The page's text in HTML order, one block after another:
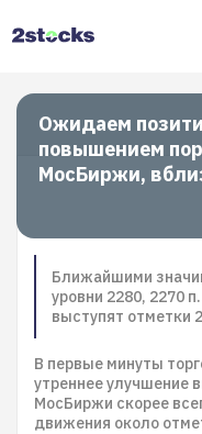
Ожидаем
повышением
МосБиржи,
Ближайшими
уровни 2280, 2270
выступят отметки
В первые минуты
утреннее улучшение
МосБиржи скорее
движения около